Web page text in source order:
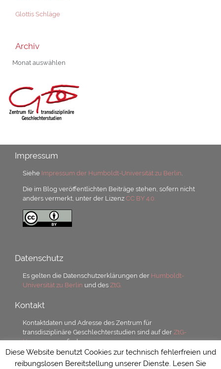
Glottis Schläge
Archiv
Archiv
Impressum
Siehe Impressum der Humboldt-Universität zu Berlin
Die im Blog veröffentlichten Beiträge stehen, sofern nicht
anders vermerkt, unter der LizenzCC BY 4.0.
Datenschutz
Es gelten die Datenschutzerklärungen der Humboldt-
Universität zu Berlin und desZtG.
Kontakt
Kontaktdaten und Adresse des Zentrum für
transdisziplinäre Geschlechterstudien sind auf derZtG-
Homepagezu finden.
Diese Website benutzt Cookies zur technisch fehlerfreien und
reibungslosen Bereitstellung unserer Dienste. Lesen Sie